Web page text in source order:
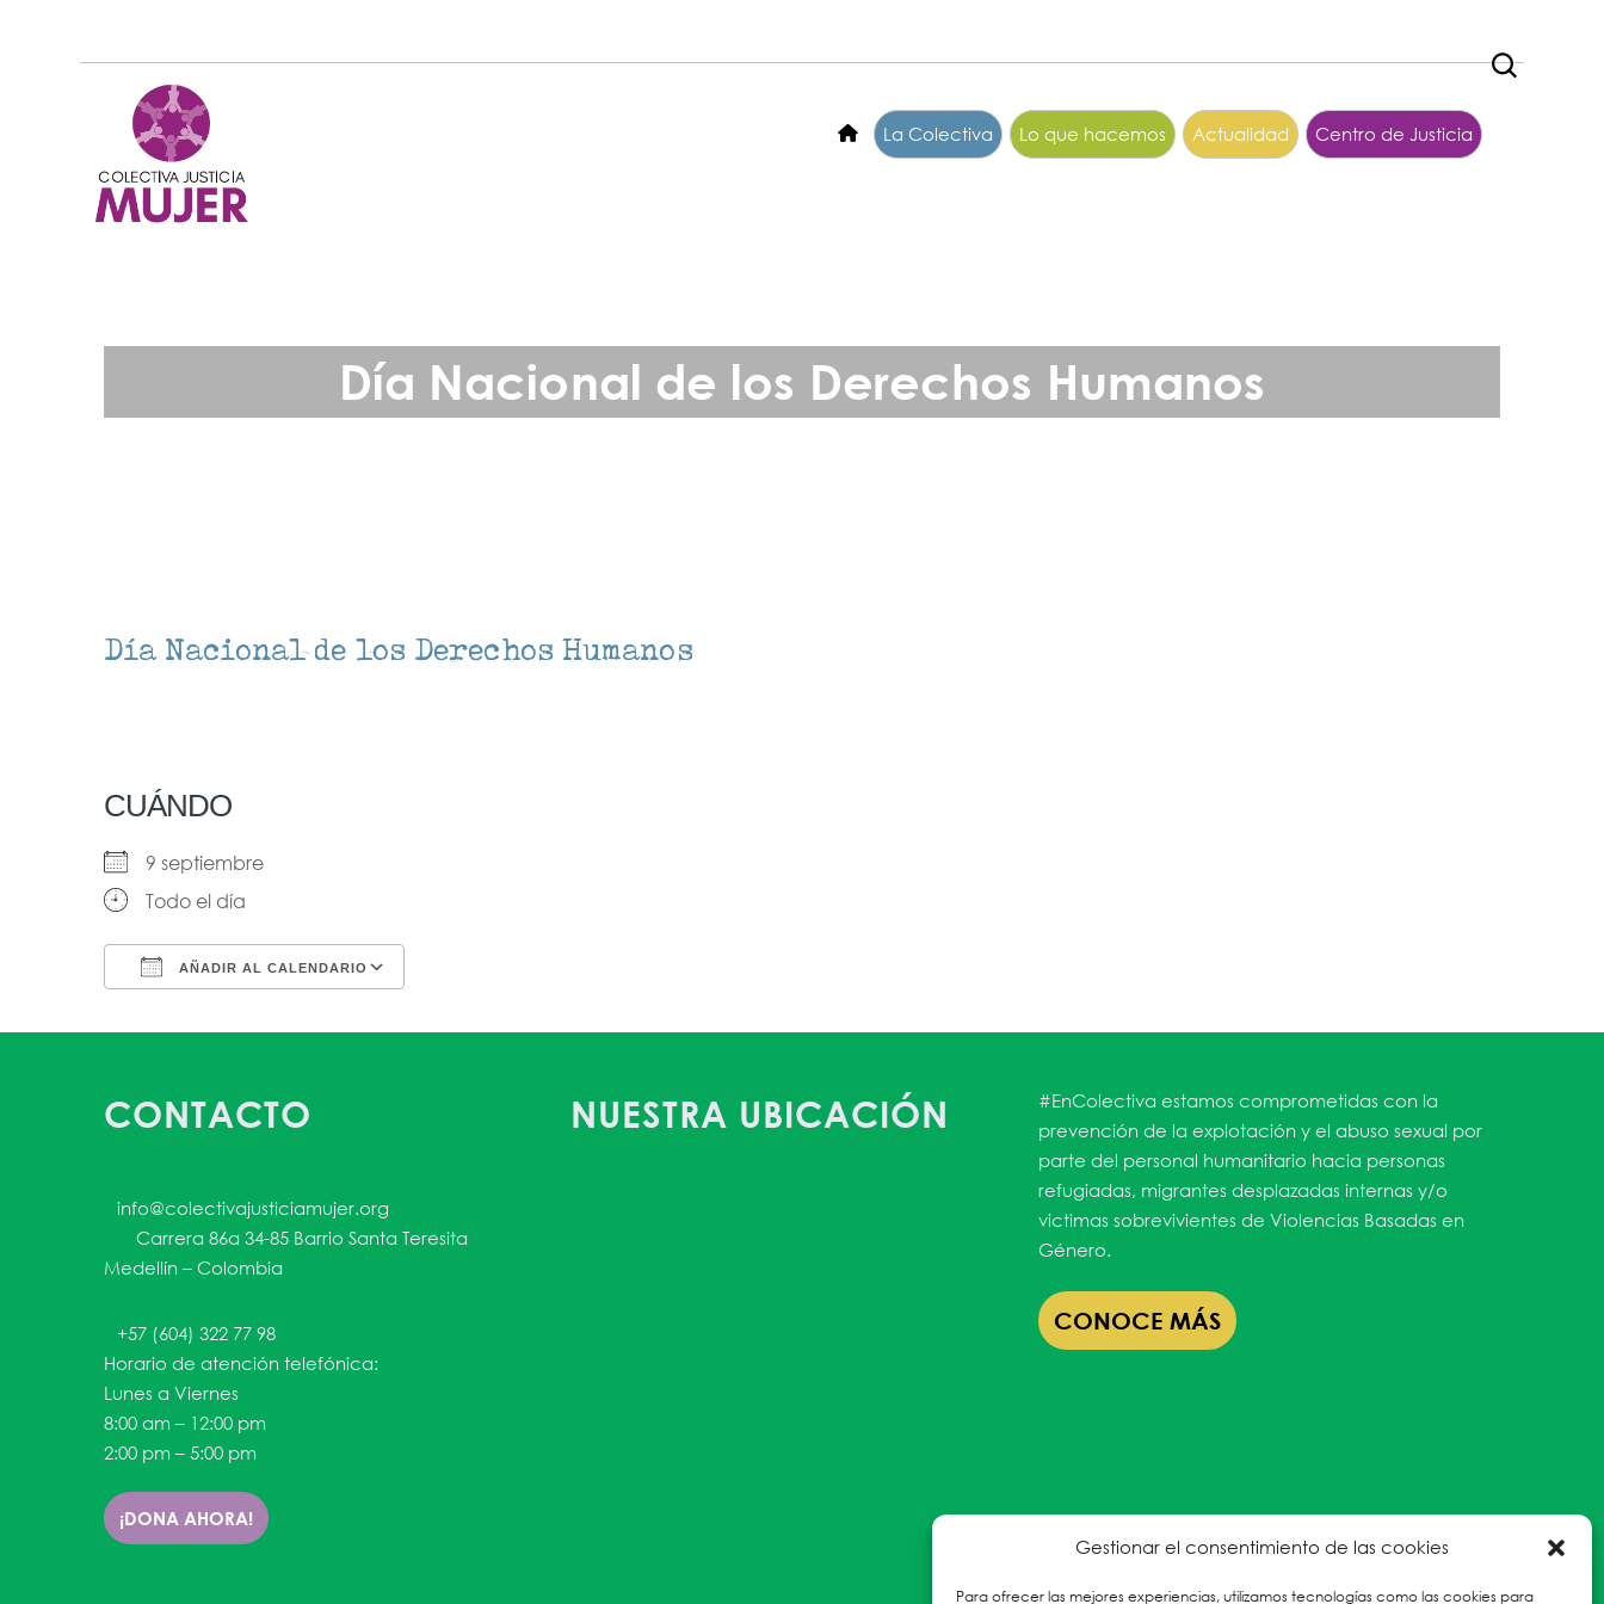
Gestionar el consentimiento de las cookies
Para ofrecer las mejores experiencias, utilizamos tecnologías como las cookies para
La Colectiva Lo que hacemos Actualidad Centro de Justicia
Día Nacional de los Derechos Humanos
Día Nacional de los Derechos Humanos
CUÁNDO
9 septiembre
Todo el día
AÑADIR AL CALENDARIO
CONTACTO
info@colectivajusticiamujer.org
Carrera 86a 34-85 Barrio Santa Teresita
Medellín – Colombia
+57 (604) 322 77 98
Horario de atención telefónica:
Lunes a Viernes
8:00 am – 12:00 pm
2:00 pm – 5:00 pm
¡DONA AHORA!
NUESTRA UBICACIÓN
#EnColectiva estamos comprometidas con la
prevención de la explotación y el abuso sexual por
parte del personal humanitario hacia personas
refugiadas, migrantes desplazadas internas y/o
victimas sobrevivientes de Violencias Basadas en
Género.
CONOCE MÁS